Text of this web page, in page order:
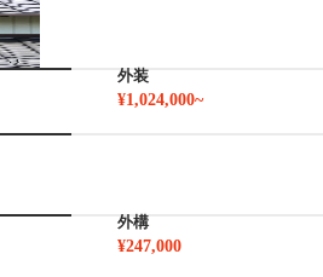
外装
¥1,024,000~
外構
¥247,000